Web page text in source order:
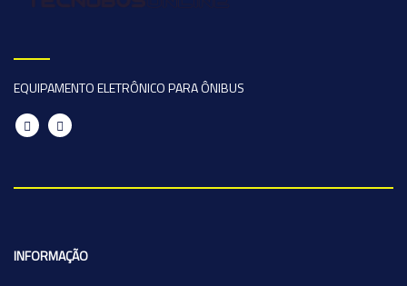
EQUIPAMENTO ELETRÔNICO PARA ÔNIBUS
INFORMAÇÃO